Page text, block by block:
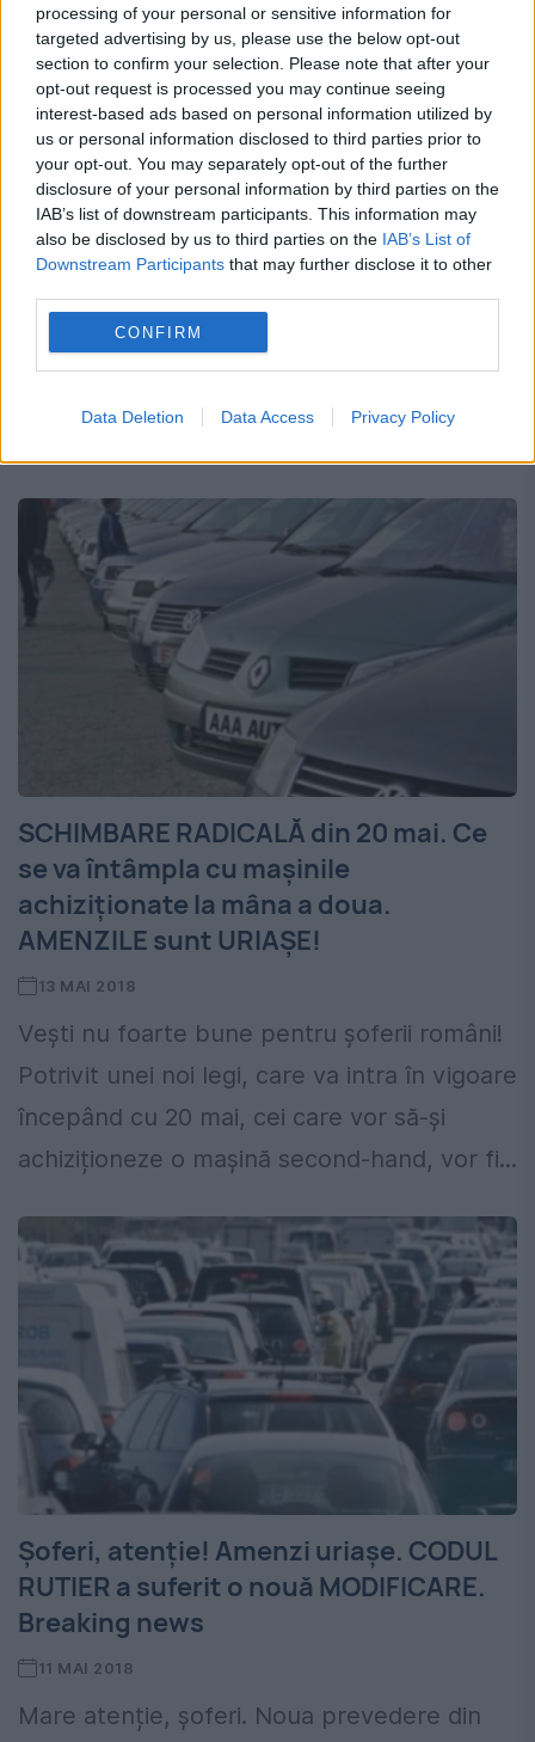
processing of your personal or sensitive information for
targeted advertising by us, please use the below opt-out
section to confirm your selection. Please note that after your
opt-out request is processed you may continue seeing
interest-based ads based on personal information utilized by
us or personal information disclosed to third parties prior to
your opt-out. You may separately opt-out of the further
disclosure of your personal information by third parties on the
IAB’s list of downstream participants. This information may
also be disclosed by us to third parties on the IAB’s List of
Downstream Participants that may further disclose it to other
CONFIRM
Data Deletion Data Access Privacy Policy
Analiză CATASTROFALĂ pentru
România. Pierderi URIAȘE din cauza
GESTIONĂRII PROASTE a
POTENȚIALULUI financiar. EROAREA
care poate duce țara în COLAPS
25 SEPTEMBRIE 2018
România gestionează foarte prost banii, iar
la o inflaţie de 5% pe an populaţia României
pierde 7 miliarde de lei, a declarat marţi
SCHIMBARE RADICALĂ din 20 mai. Ce
se va întâmpla cu mașinile
achiziționate la mâna a doua.
AMENZILE sunt URIAȘE!
13 MAI 2018
Veşti nu foarte bune pentru șoferii români!
Potrivit unei noi legi, care va intra în vigoare
începând cu 20 mai, cei care vor să-și
achiziționeze o mașină second-hand, vor fi...
Şoferi, atenţie! Amenzi uriaşe. CODUL
RUTIER a suferit o nouă MODIFICARE.
Breaking news
11 MAI 2018
Mare atenție, șoferi. Noua prevedere din